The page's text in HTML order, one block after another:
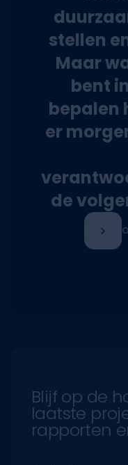
stellen
Maar
bent
bepalen
er
de
Blijf op de
laatste
rapporten